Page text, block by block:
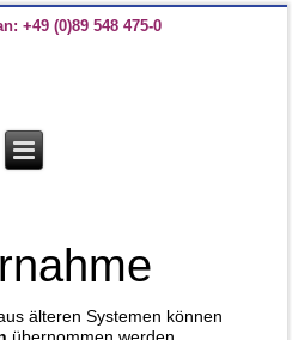
+49 (0)89 548 475-0
älteren Systemen können